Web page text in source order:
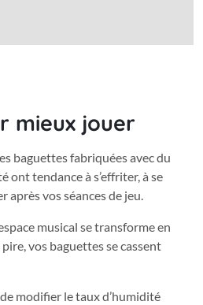
mieux jouer
baguettes fabriquées avec du
ont tendance à s’effriter, à se
après vos séances de jeu.
musical se transforme en
vos baguettes se cassent
modifier le taux d’humidité